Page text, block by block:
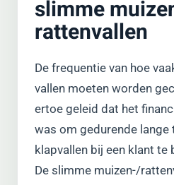
slimme
rattenvallen
De frequentie van hoe
vallen moeten worden
ertoe geleid dat het
was om gedurende
klapvallen bij een klant te
De slimme muizen-/